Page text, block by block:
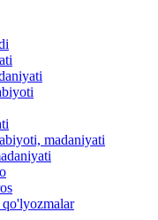
madaniyati